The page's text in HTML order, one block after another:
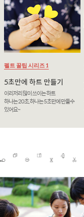
펠트 꿀팁 시리즈 1
5초만에 하트 만들기
이리저리 많이 쓰이는 하트
하나는 20초, 하나는 5초만에 만들수
있어요~